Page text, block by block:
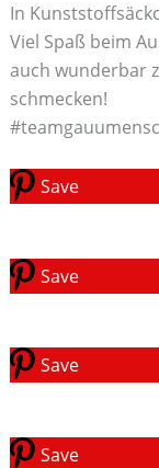
In
Viel Spaß beim
auch wunderbar
schmecken!
Save
Save
Save
Save